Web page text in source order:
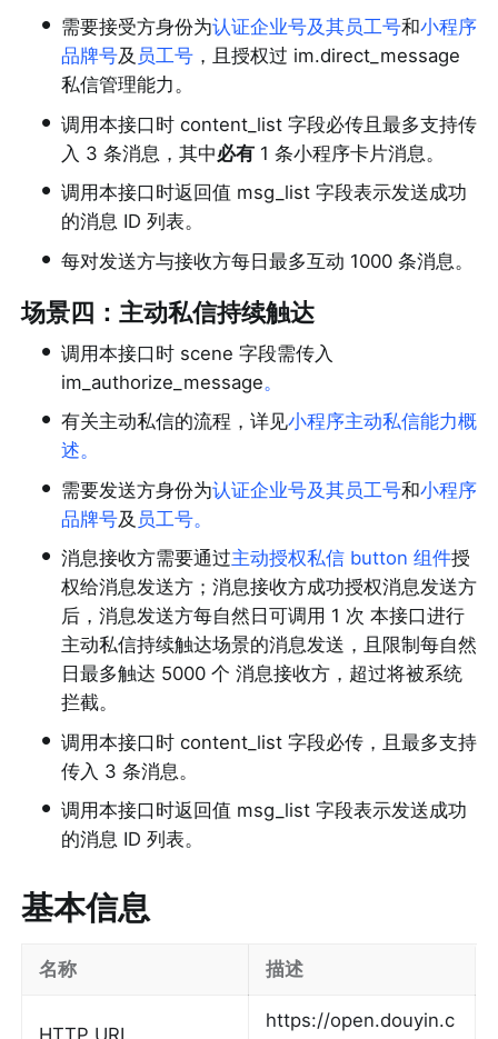
• 需要接受方身份为认证企业号及其员工号和小程序
品牌号及 员工号，且授权过 im.direct_message
私信管理能力。
• 调用本接口时 content_list 字段必传且最多支持传
入 3 条消息，其中必有 1 条小程序卡片消息。
• 调用本接口时返回值 msg_list 字段表示发送成功
的消息 ID 列表。
• 每对发送方与接收方每日最多互动 1000 条消息。
场景四：主动私信持续触达
• 调用本接口时 scene 字段需传入
im_authorize_message。
• 有关主动私信的流程，详见小程序主动私信能力概
述。
• 需要发送方身份为认证企业号及其员工号和小程序
品牌号及 员工号。
• 消息接收方需要通过主动授权私信 button 组件授
权给消息发送方；消息接收方成功授权消息发送方
后，消息发送方每自然日可调用 1 次 本接口进行
主动私信持续触达场景的消息发送，且限制每自然
日最多触达 5000 个 消息接收方，超过将被系统
拦截。
• 调用本接口时 content_list 字段必传，且最多支持
传入 3 条消息。
• 调用本接口时返回值 msg_list 字段表示发送成功
的消息 ID 列表。
基本信息
名称 描述
https://open.douyin.c